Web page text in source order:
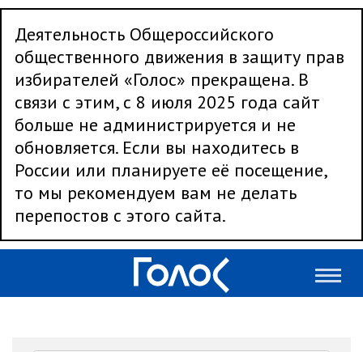
Деятельность Общероссийского
общественного движения в защиту прав
избирателей «Голос» прекращена. В
связи с этим, с 8 июля 2025 года сайт
больше не администрируется и не
обновляется. Если вы находитесь в
России или планируете её посещение,
то мы рекомендуем вам не делать
перепостов с этого сайта.